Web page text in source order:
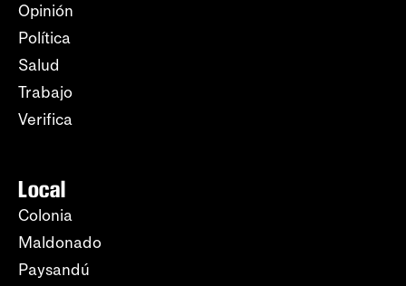
Opinión
Política
Salud
Trabajo
Verifica
Local
Colonia
Maldonado
Paysandú